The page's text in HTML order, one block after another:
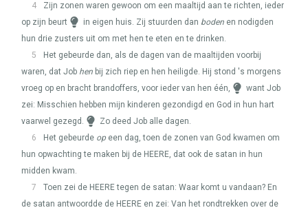
4
Zijn zonen waren gewoon om een maaltijd aan te richten, ieder
op zijn beurt
in eigen huis. Zij stuurden dan boden en nodigden
hun drie zusters uit om met hen te eten en te drinken.
5
Het gebeurde dan, als de dagen van de maaltijden voorbij
waren, dat Job hen bij zich riep en hen heiligde. Hij stond 's morgens
vroeg op en bracht brandoffers, voor ieder van hen één,
want Job
zei: Misschien hebben mijn kinderen gezondigd en God in hun hart
vaarwel gezegd.
Zo deed Job alle dagen.
6
Het gebeurde op een dag, toen de zonen van God kwamen om
hun opwachting te maken bij de HEERE, dat ook de satan in hun
midden kwam.
7
Toen zei de HEEREtegen de satan: Waar komt u vandaan? En
de satan antwoordde de HEERE en zei: Van het rondtrekken over de